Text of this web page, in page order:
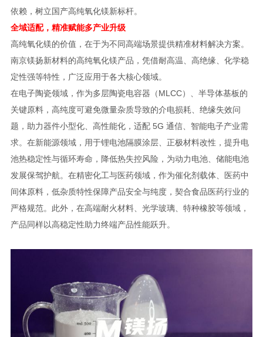
依赖，树立国产高纯氧化镁新标杆。
全域适配，精准赋能多产业升级
高纯氧化镁的价值，在于为不同高端场景提供精准材料解决方案。
南京镁扬新材料的高纯氧化镁产品，凭借耐高温、高绝缘、化学稳
定性强等特性，广泛应用于各大核心领域。
在电子陶瓷领域，作为多层陶瓷电容器（MLCC）、半导体基板的
关键原料，高纯度可避免微量杂质导致的介电损耗、绝缘失效问
题，助力器件小型化、高性能化，适配 5G 通信、智能电子产业需
求。在新能源领域，用于锂电池隔膜涂层、正极材料改性，提升电
池热稳定性与循环寿命，降低热失控风险，为动力电池、储能电池
发展保驾护航。在精密化工与医药领域，作为催化剂载体、医药中
间体原料，低杂质特性保障产品安全与纯度，契合食品医药行业的
严格规范。此外，在高端耐火材料、光学玻璃、特种橡胶等领域，
产品同样以高稳定性助力终端产品性能跃升。